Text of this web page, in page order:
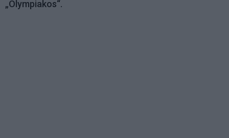
„Olympiakos“.